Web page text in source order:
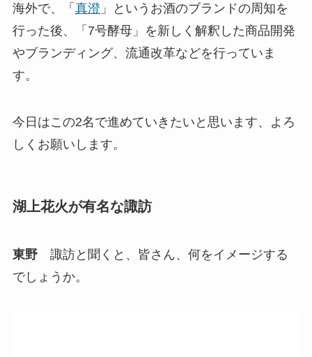
海外で、「 真澄 」というお酒のブランドの周知を
行った後、「7号酵母」を新しく解釈した商品開発
やブランディング、流通改革などを行っていま
す。
今日はこの2名で進めていきたいと思います、よろ
しくお願いします。
湖上花火が有名な諏訪
東野 諏訪と聞くと、皆さん、何をイメージする
でしょうか。